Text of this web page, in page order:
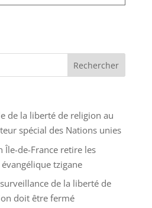
de la liberté de religion au
spécial des Nations unies
Île-de-France retire les
tzigane
de la liberté de
doit être fermé